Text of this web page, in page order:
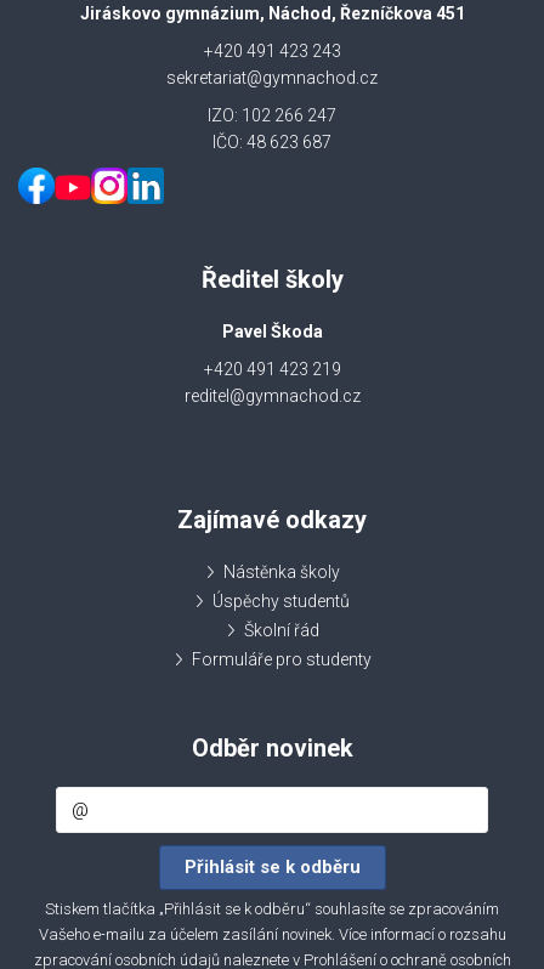
Jiráskovo gymnázium, Náchod, Řezníčkova 451
+420 491 423 243
sekretariat@gymnachod.cz
IZO: 102 266 247
IČO: 48 623 687
Ředitel školy
Pavel Škoda
+420 491 423 219
reditel@gymnachod.cz
Zajímavé odkazy
Nástěnka školy
Úspěchy studentů
Školní řád
Formuláře pro studenty
Odběr novinek
Stiskem tlačítka „Přihlásit se k odběru“ souhlasíte se zpracováním
Vašeho e-mailu za účelem zasílání novinek. Více informací o rozsahu
zpracování osobních údajů naleznete v Prohlášení o ochraně osobních